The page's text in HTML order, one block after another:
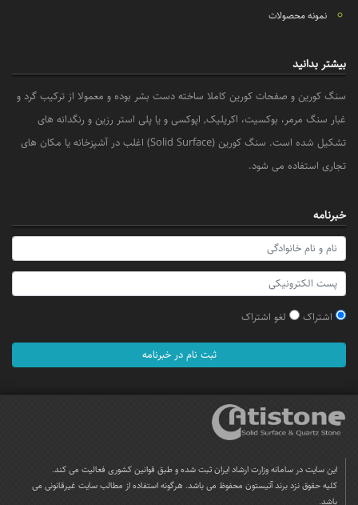
نمونه محصولات
بیشتر بدانید
سنگ کورین و صفحات کورین کاملا ساخته دست بشر بوده و معمولا از ترکیب گرد و
غبار سنگ مرمر، بوکسیت، اکریلیک, اپوکسی و یا پلی استر رزین و رنگدانه های
تشکیل شده است. سنگ کورین (Solid Surface) اغلب در آشپزخانه یا مکان های
تجاری استفاده می شود.
خبرنامه
اشتراک لغو اشتراک
ثبت نام در خبرنامه
این سایت در سامانه وزارت ارشاد ایران ثبت شده و طبق قوانین کشوری فعالیت می کند.
کلیه حقوق نزد برند آتیستون محفوظ می باشد. هرگونه استفاده از مطالب سایت غیرقانونی می
باشد.